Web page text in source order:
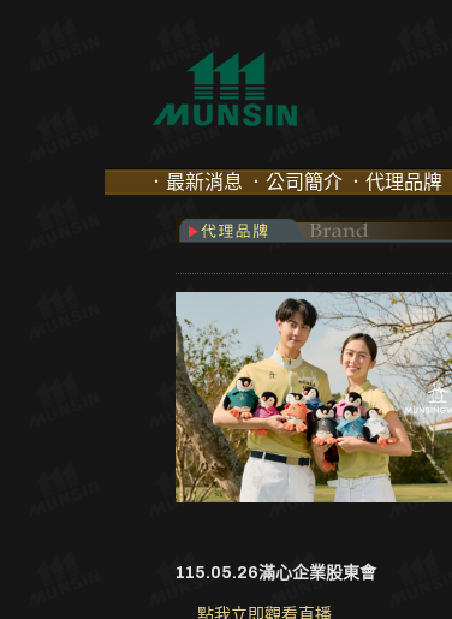
．最新消息 ．公司簡介 ．代理品牌
115.05.26滿心企業股東會
點我立即觀看直播